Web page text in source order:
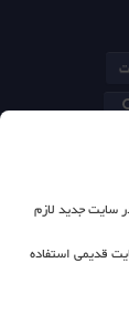
سایت جدید لازم
قدیمی استفاده